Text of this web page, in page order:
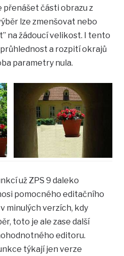
přenášet části obrazu z
lze zmenšovat nebo
na žádoucí velikost. I tento
a rozpití okrajů
parametry nula.
už ZPS 9 daleko
pomocného editačního
minulých verzích, kdy
toto je ale zase další
editoru.
týkají jen verze